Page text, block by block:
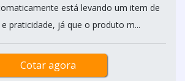
está levando um item de
praticidade, já que o produto m...
Cotar agora